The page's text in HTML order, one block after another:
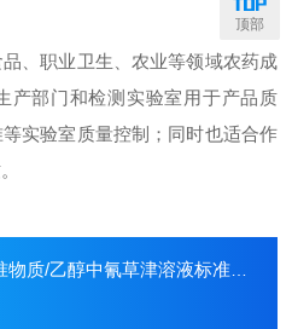
、职业卫生、农业等领域农药成
产部门和检测实验室用于产品质
实验室质量控制；同时也适合作
质/乙醇中氰草津溶液标准物质
顶部